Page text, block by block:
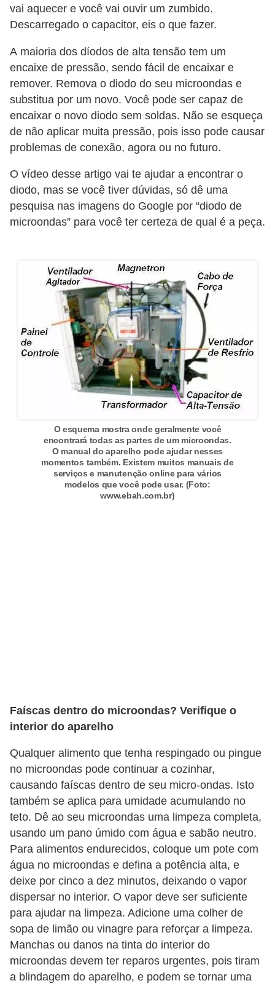
vai aquecer e você vai ouvir um zumbido.
Descarregado o capacitor, eis o que fazer.
A maioria dos díodos de alta tensão tem um
encaixe de pressão, sendo fácil de encaixar e
remover. Remova o diodo do seu microondas e
substitua por um novo. Você pode ser capaz de
encaixar o novo diodo sem soldas. Não se esqueça
de não aplicar muita pressão, pois isso pode causar
problemas de conexão, agora ou no futuro.
O vídeo desse artigo vai te ajudar a encontrar o
diodo, mas se você tiver dúvidas, só dê uma
pesquisa nas imagens do Google por “diodo de
microondas” para você ter certeza de qual é a peça.
O esquema mostra onde geralmente você
encontrará todas as partes de um microondas.
O manual do aparelho pode ajudar nesses
momentos também. Existem muitos manuais de
serviços e manutenção online para vários
modelos que você pode usar. (Foto:
www.ebah.com.br)
Faíscas dentro do microondas? Verifique o
interior do aparelho
Qualquer alimento que tenha respingado ou pingue
no microondas pode continuar a cozinhar,
causando faíscas dentro de seu micro-ondas. Isto
também se aplica para umidade acumulando no
teto. Dê ao seu microondas uma limpeza completa,
usando um pano úmido com água e sabão neutro.
Para alimentos endurecidos, coloque um pote com
água no microondas e defina a potência alta, e
deixe por cinco a dez minutos, deixando o vapor
dispersar no interior. O vapor deve ser suficiente
para ajudar na limpeza. Adicione uma colher de
sopa de limão ou vinagre para reforçar a limpeza.
Manchas ou danos na tinta do interior do
microondas devem ter reparos urgentes, pois tiram
a blindagem do aparelho, e podem se tornar uma